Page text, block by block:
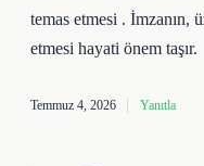
temas etmesi . İmzanın,
etmesi hayati önem taşır.
Temmuz 4, 2026 Yanıtla